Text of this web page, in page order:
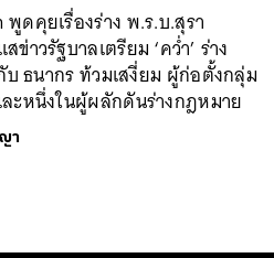
พูดคุยเรื่องร่าง พ.ร.บ.สุรา
าวรัฐบาลเตรียม ‘คว่ำ’ ร่าง
ธนากร ท้วมเสงี่ยม ผู้ก่อตั้งกลุ่ม
ะหนึ่งในผู้ผลักดันร่างกฎหมาย
า